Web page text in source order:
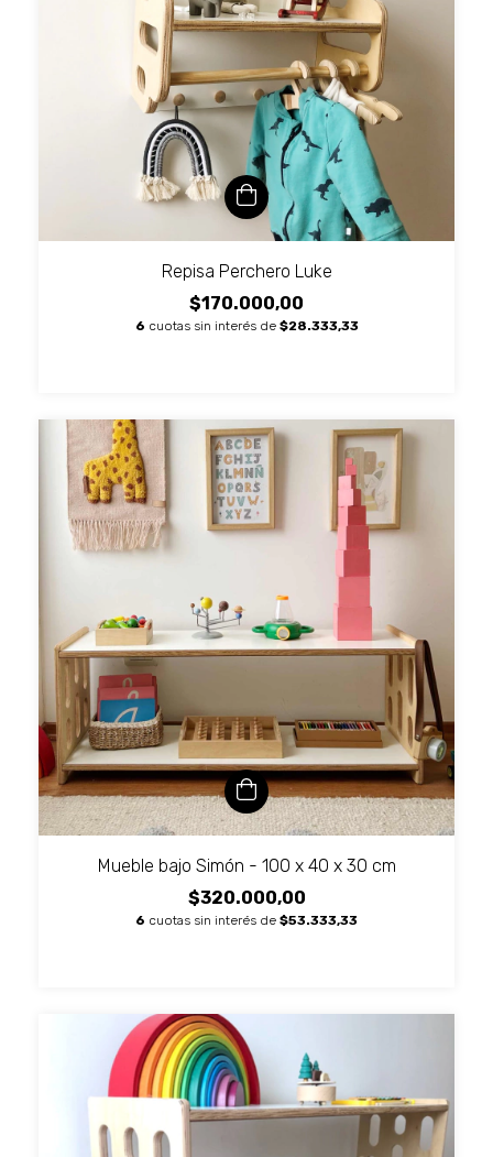
Repisa Perchero Luke
$170.000,00
6 cuotas sin interés de $28.333,33
Mueble bajo Simón - 100 x 40 x 30 cm
$320.000,00
6 cuotas sin interés de $53.333,33